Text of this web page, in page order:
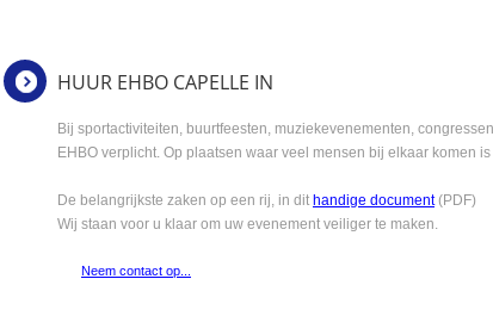
HUUR EHBO CAPELLE IN
Bij sportactiviteiten, buurtfeesten, muziekevenementen,
EHBO verplicht. Op plaatsen waar veel mensen bij elkaar komen
De belangrijkste zaken op een rij, in dit handige document(PDF)
Wij staan voor u klaar om uw evenement veiliger te maken.
Neem contact op...